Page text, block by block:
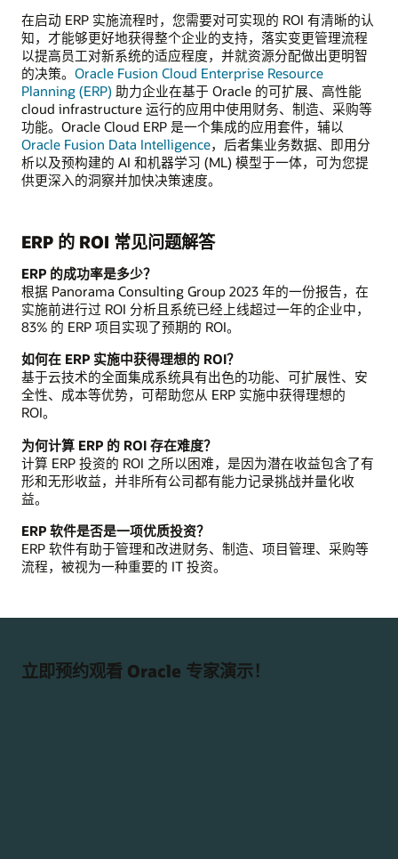
在启动 ERP 实施流程时，您需要对可实现的 ROI 有清晰的认
知，才能够更好地获得整个企业的支持，落实变更管理流程
以提高员工对新系统的适应程度，并就资源分配做出更明智
的决策。 Oracle Fusion Cloud Enterprise Resource
Planning (ERP) 助力企业在基于 Oracle 的可扩展、高性能
cloud infrastructure 运行的应用中使用财务、制造、采购等
功能。Oracle Cloud ERP 是一个集成的应用套件，辅以
Oracle Fusion Data Intelligence，后者集业务数据、即用分
析以及预构建的 AI 和机器学习 (ML) 模型于一体，可为您提
供更深入的洞察并加快决策速度。
ERP 的 ROI 常见问题解答
ERP 的成功率是多少？
根据 Panorama Consulting Group 2023 年的一份报告，在
实施前进行过 ROI 分析且系统已经上线超过一年的企业中，
83% 的 ERP 项目实现了预期的 ROI。
如何在 ERP 实施中获得理想的 ROI？
基于云技术的全面集成系统具有出色的功能、可扩展性、安
全性、成本等优势，可帮助您从 ERP 实施中获得理想的
ROI。
为何计算 ERP 的 ROI 存在难度？
计算 ERP 投资的 ROI 之所以困难，是因为潜在收益包含了有
形和无形收益，并非所有公司都有能力记录挑战并量化收
益。
ERP 软件是否是一项优质投资？
ERP 软件有助于管理和改进财务、制造、项目管理、采购等
流程，被视为一种重要的 IT 投资。
立即预约观看 Oracle 专家演示！